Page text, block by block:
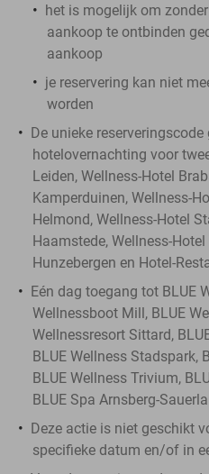
het is mogelijk om
aankoop te ontbinden
aankoop
je reservering kan niet
worden
De unieke
hotelovernachting voor
Leiden, Wellness-Hotel
Kamperduinen, Wellness-
Helmond, Wellness-Hotel
Haamstede, Wellness-
Hunzebergen en Hotel-
Eén dag toegang tot BLUE
Wellnessboot Mill, BLUE
Wellnessresort Sittard,
BLUE Wellness Stadspark,
BLUE Wellness Trivium,
BLUE Spa Arnsberg-
Deze actie is niet geschikt
specifieke datum en/of in